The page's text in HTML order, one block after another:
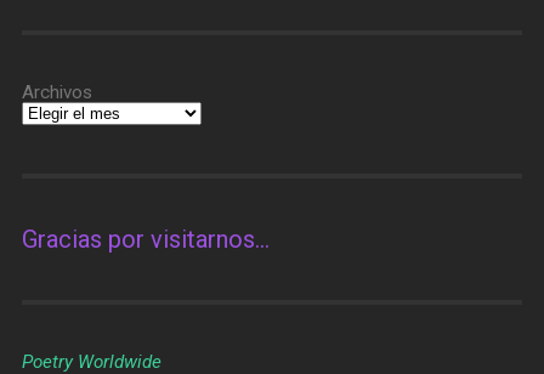
Archivos
Gracias por visitarnos…
Poetry Worldwide